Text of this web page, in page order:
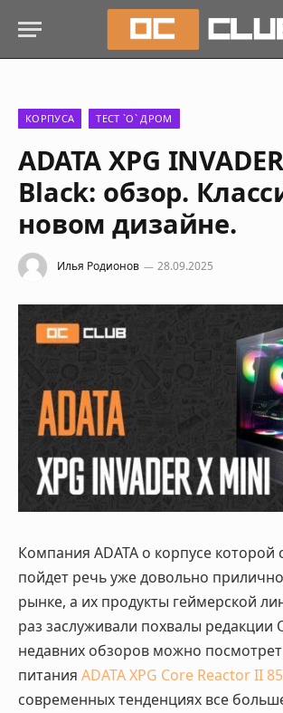
КОРПУСА ТЕСТ `О` ДРОМ
ADATA XPG
Black: обзор.
новом дизайне.
Илья Родионов 28.09.2025
Компания ADATA о корпусе которой
пойдет речь уже довольно
рынке, а их продукты геймерской
раз заслуживали похвалы редакции
недавних обзоров можно
питания ADATA XPG Core Reactor II
современных тенденциях все